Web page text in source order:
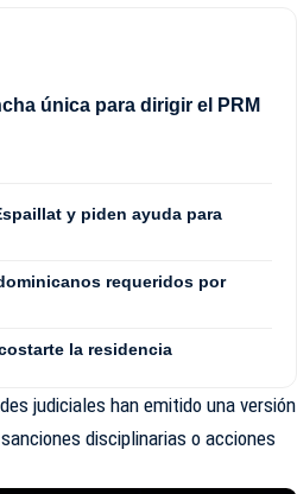
única para dirigir el PRM
y piden ayuda para
requeridos por
la residencia
judiciales han emitido una versión
disciplinarias o acciones